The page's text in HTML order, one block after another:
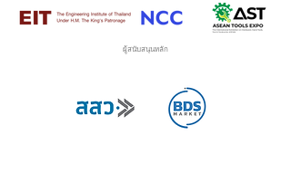
ผู้สนับสนุนหลัก